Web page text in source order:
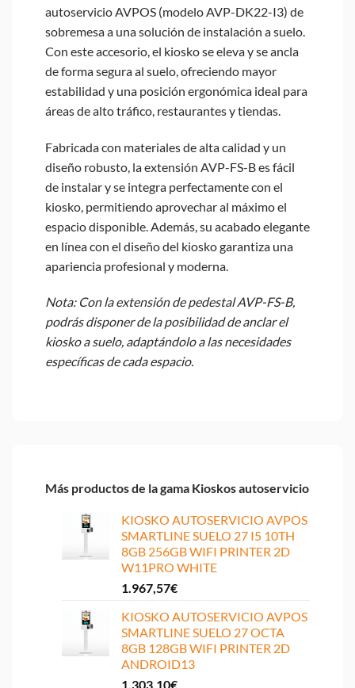
autoservicio AVPOS (modelo AVP-DK22-I3) de
sobremesa a una solución de instalación a suelo.
Con este accesorio, el kiosko se eleva y se ancla
de forma segura al suelo, ofreciendo mayor
estabilidad y una posición ergonómica ideal para
áreas de alto tráfico, restaurantes y tiendas.
Fabricada con materiales de alta calidad y un
diseño robusto, la extensión AVP-FS-B es fácil
de instalar y se integra perfectamente con el
kiosko, permitiendo aprovechar al máximo el
espacio disponible. Además, su acabado elegante
en línea con el diseño del kiosko garantiza una
apariencia profesional y moderna.
Nota: Con la extensión de pedestal AVP-FS-B,
podrás disponer de la posibilidad de anclar el
kiosko a suelo, adaptándolo a las necesidades
específicas de cada espacio.
Más productos de la gama Kioskos autoservicio
KIOSKO AUTOSERVICIO AVPOS
SMARTLINE SUELO 27 I5 10TH
8GB 256GB WIFI PRINTER 2D
W11PRO WHITE
1.967,57€
KIOSKO AUTOSERVICIO AVPOS
SMARTLINE SUELO 27 OCTA
8GB 128GB WIFI PRINTER 2D
ANDROID13
1.303,10€